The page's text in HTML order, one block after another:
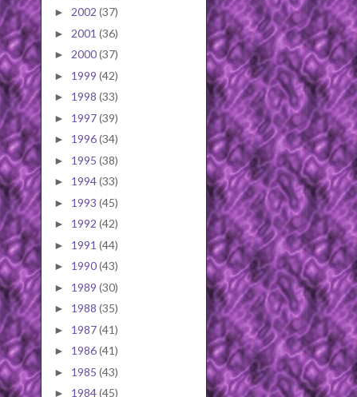
► 2002 (37)
► 2001 (36)
► 2000(37)
► 1999 (42)
► 1998 (33)
► 1997(39)
► 1996(34)
► 1995 (38)
► 1994(33)
► 1993 (45)
► 1992 (42)
► 1991 (44)
► 1990(43)
► 1989 (30)
► 1988 (35)
► 1987(41)
► 1986(41)
► 1985 (43)
► 1984(45)